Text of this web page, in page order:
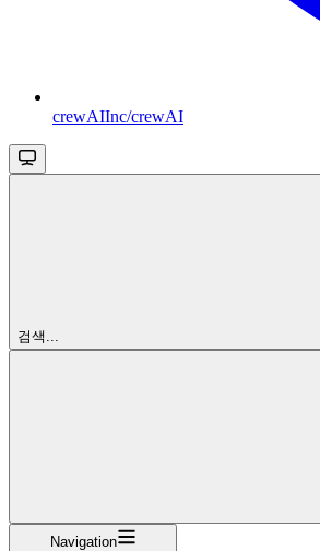
crewAIInc/crewAI
검색...
Navigation